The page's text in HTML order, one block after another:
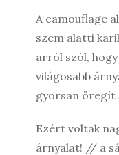
A camouflage
szem alatti
arról szól,
világosabb
gyorsan öregít
Ezért voltak
árnyalat! // a